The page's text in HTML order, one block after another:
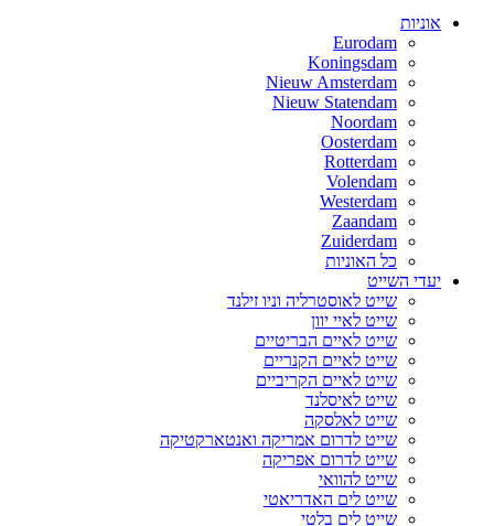
אוניות
Eurodam
Koningsdam
Nieuw Amsterdam
Nieuw Statendam
Noordam
Oosterdam
Rotterdam
Volendam
Westerdam
Zaandam
Zuiderdam
כל האוניות
יעדי השייט
שייט לאוסטרליה וניו זילנד
שייט לאיי יוון
שייט לאיים הבריטיים
שייט לאיים הקנריים
שייט לאיים הקריביים
שייט לאיסלנד
שייט לאלסקה
שייט לדרום אמריקה ואנטארקטיקה
שייט לדרום אפריקה
שייט להוואי
שייט לים האדריאטי
שייט לים בלטי